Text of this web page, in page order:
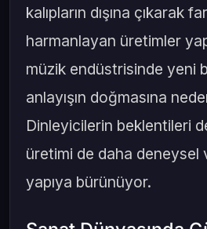
kalıpların dışına çıkarak
harmanlayan üretimler
müzik endüstrisinde yeni
anlayışın doğmasına
Dinleyicilerin beklentileri
üretimi de daha deneysel
yapıya bürünüyor.